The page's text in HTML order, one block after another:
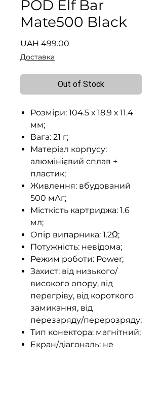
POD Elf Bar
Mate500 Black
UAH 499.00
Доставка
Out of Stock
Розміри: 104.5 х 18.9 х 11.4
мм;
Вага: 21 г;
Матеріал корпусу:
алюмінієвий сплав +
пластик;
Живлення: вбудований
500 мАг;
Місткість картриджа: 1.6
мл;
Опір випарника: 1.2Ω;
Потужність: невідома;
Режим роботи: Power;
Захист: від низького/
високого опору, від
перегріву, від короткого
замикання, від
перезаряду/перерозряду;
Тип конектора: магнітний;
Екран/діагональ: не